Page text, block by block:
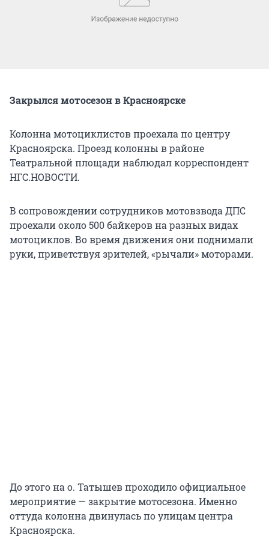
Закрылся мотосезон в Красноярске
Колонна мотоциклистов проехала по центру
Красноярска. Проезд колонны в районе
Театральной площади наблюдал корреспондент
НГС.НОВОСТИ.
В сопровождении сотрудников мотовзвода ДПС
проехали около 500 байкеров на разных видах
мотоциклов. Во время движения они поднимали
руки, приветствуя зрителей, «рычали» моторами.
До этого на о. Татышев проходило официальное
мероприятие — закрытие мотосезона. Именно
оттуда колонна двинулась по улицам центра
Красноярска.